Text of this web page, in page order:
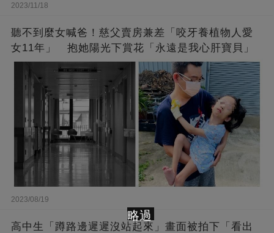
2023/11/18
聽不到麼女喊爸！慈父賣房兼差「咬牙養植物人愛
女11年」 抱她陽光下賞花「永遠是我心肝寶貝」
2023/08/19
高中生「蹲路邊遲遲沒站起來」畫面被拍下「看出
略過